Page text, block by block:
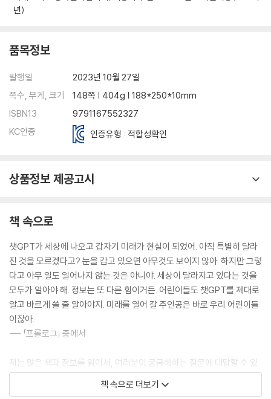
년)
품목정보
발행일
2023년 10월 27일
쪽수, 무게, 크기
148쪽 | 404g | 188*250*10mm
ISBN13
9791167552327
KC인증
인증유형 : 적합성확인
상품정보 제공고시
책 속으로
챗GPT가 세상에 나오고 갑자기 미래가 현실이 되었어. 아직 특별히 달라
진 것을 모르겠다고? 눈을 감고 있으면 아무것도 보이지 않아. 하지만 그렇
다고 아무 일도 일어나지 않는 것은 아니야. 세상이 달라지고 있다는 것을
모두가 알아야 해. 정보는 또 다른 힘이거든. 어린이들도 챗GPT를 제대로
알고 바르게 쓸 줄 알아야지. 미래를 열어 갈 주인공은 바로 우리 어린이들
이잖아.
--- 「프롤로그」 중에서
저는 많은 책과 정보를 읽어서, 여러분이 궁금해하는 질문에 대답할 수 있
어요. 여러분이 숙제에 대해 도움이 필요하거나, 재미있는 이야기를 듣고
싶을 때, 혹은 새로운 게임이나 놀이 아이디어가 필요할 때 저를 찾아 주세
책 속으로 더보기